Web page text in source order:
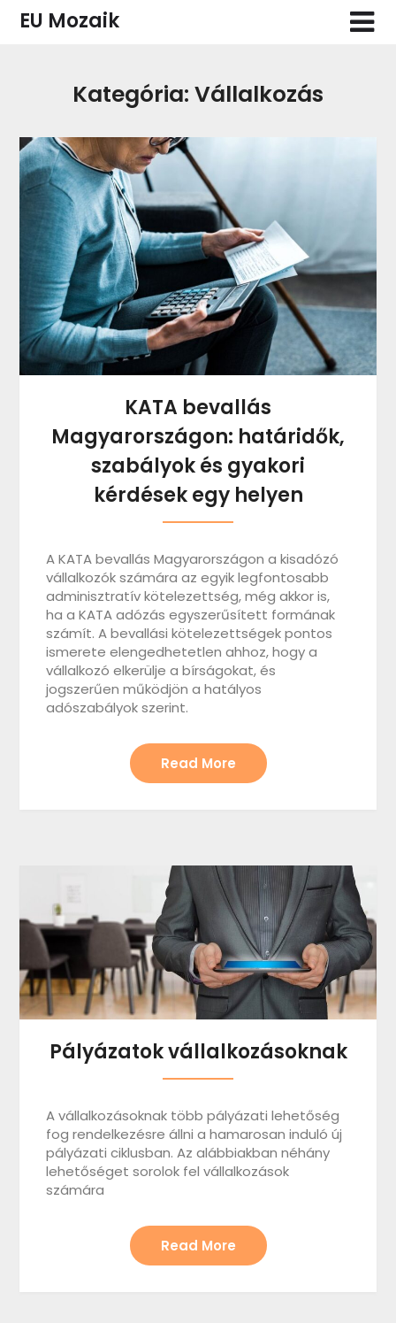
SkipEU Mozaik
Kategória: Vállalkozás
KATA bevallás
Magyarországon: határidők,
szabályok és gyakori
kérdések egy helyen
A KATA bevallás Magyarországon a kisadózó
vállalkozók számára az egyik legfontosabb
adminisztratív kötelezettség, még akkor is,
ha a KATA adózás egyszerűsített formának
számít. A bevallási kötelezettségek pontos
ismerete elengedhetetlen ahhoz, hogy a
vállalkozó elkerülje a bírságokat, és
jogszerűen működjön a hatályos
adószabályok szerint.
Read More
Pályázatok vállalkozásoknak
A vállalkozásoknak több pályázati lehetőség
fog rendelkezésre állni a hamarosan induló új
pályázati ciklusban. Az alábbiakban néhány
lehetőséget sorolok fel vállalkozások
számára
Read More